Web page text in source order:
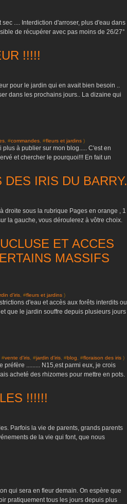
.... Interdiction d'arroser, plus d'eau dans
de récupérer avec pas moins de 26/27°
!!!!!
pour le jardin qui en avait bien besoin ..
dans les prochains jours.. La dizaine qui
, #commandes , #fleurs et jardins )
à publier sur mon blog..... C'est en
et chercher le pourquoi!!! En fait un
DES IRIS DU BARRY.
droite sous la rubrique Pages en orange , 1
la gauche, vous déroulerez à vôtre choix.
ET ACCES
MASSIFS
d'iris , #fleurs et jardins )
d'eau et accès aux forêts interdits ou
que le jardin souffre depuis plusieurs jours
, #vente d'iris , #jardin d'iris , #blog , #floraison des iris )
préfère ......... N15,est parmi eux, je crois
acheté des rhizomes pour mettre en pots.
!!!!!!
Parfois la vie de parents, grands parents
de la vie qui font, que nous
qui sera en fleur demain. On espère que
pratiquement tous les jours depuis plus